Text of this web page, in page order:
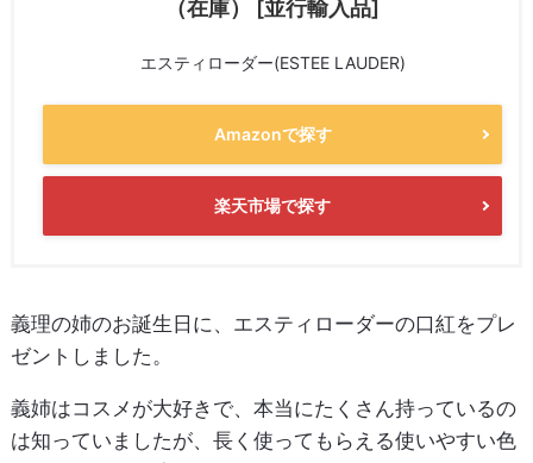
（在庫） [並行輸入品]
エスティローダー(ESTEE LAUDER)
Amazonで探す
楽天市場で探す
義理の姉のお誕生日に、エスティローダーの口紅をプレ
ゼントしました。
義姉はコスメが大好きで、本当にたくさん持っているの
は知っていましたが、長く使ってもらえる使いやすい色